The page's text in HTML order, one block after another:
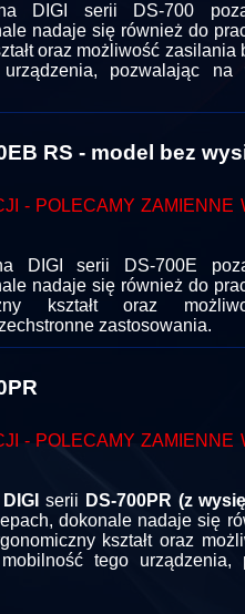
DIGI serii DS-700
nadaje się również do
oraz możliwość zasilania
pozwalając na
RS - model bez
- POLECAMY ZAMIENNE
DIGI serii DS-700E
nadaje się również do
kształt oraz
zastosowania.
- POLECAMY ZAMIENNE
DIGI serii DS-700PR (z
dokonale nadaje się
kształt oraz
tego urządzenia,